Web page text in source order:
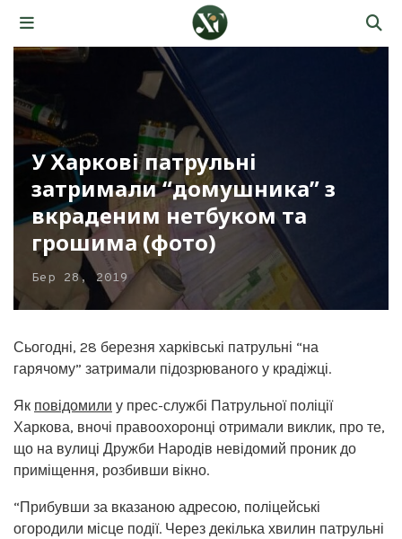
У Харкові патрульні
затримали “домушника” з
вкраденим нетбуком та
грошима (фото)
Бер 28, 2019
Сьогодні, 28 березня харківські патрульні “на
гарячому” затримали підозрюваного у крадіжці.
Як повідомили у прес-службі Патрульної поліції
Харкова, вночі правоохоронці отримали виклик, про те,
що на вулиці Дружби Народів невідомий проник до
приміщення, розбивши вікно.
“Прибувши за вказаною адресою, поліцейські
огородили місце події. Через декілька хвилин патрульні